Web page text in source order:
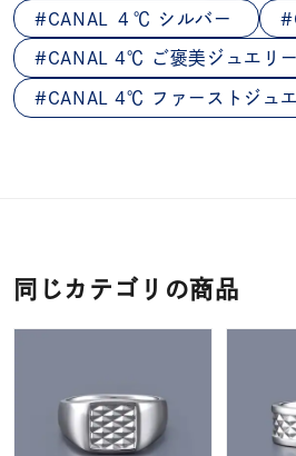
CANAL ４℃ シルバー
CANAL 4℃ ご褒美ジュエリー
CANAL 4℃ ファーストジュ
同じカテゴリの商品